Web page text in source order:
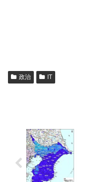
政治 IT